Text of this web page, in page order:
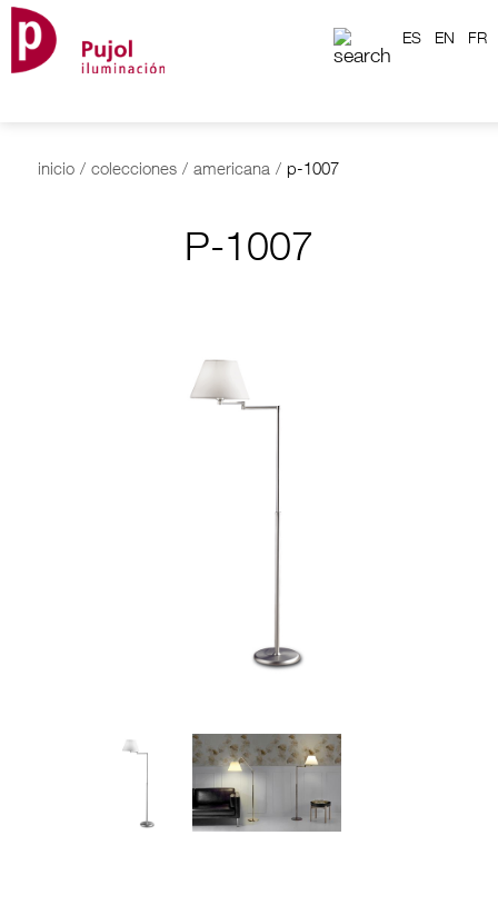
ES EN FR
inicio / colecciones / americana / p-1007
P-1007